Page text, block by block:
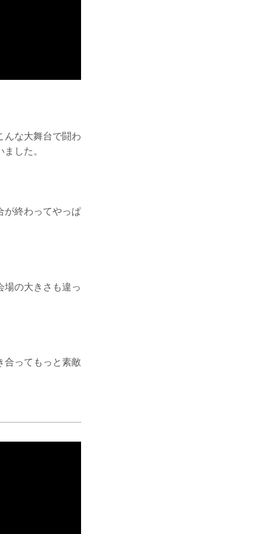
んな大舞台で闘わ
した。
が終わってやっぱ
場の大きさも違っ
合ってもっと素敵